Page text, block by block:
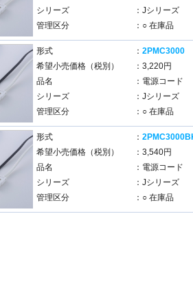
シリーズ
：Jシリーズ
管理区分
：○ 在庫品
形式 ： 2PMC3000
希望小売価格（税別）
：3,220円
品名
：電源コード
シリーズ
：Jシリーズ
管理区分
：○ 在庫品
形式 ：
希望小売価格（税別）
：3,540円
品名
：電源コード
シリーズ
：Jシリーズ
管理区分
：○ 在庫品